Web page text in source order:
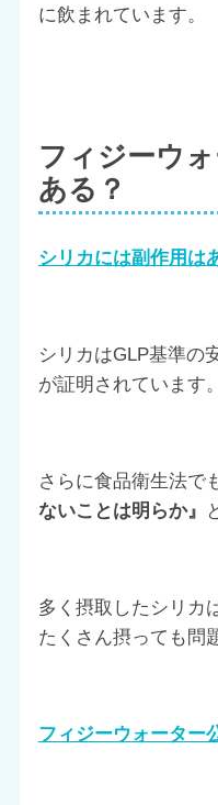
に飲まれています。
フィジーウ
ある？
シリカには副作用は
シリカはGLP基準の
が証明されています。
さらに食品衛生法で
ないことは明らか』
多く摂取したシリカ
たくさん摂っても問
フィジーウォーター